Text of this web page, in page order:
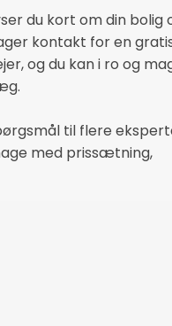
du kort om din bolig
kontakt for en
og du kan i ro og
til flere
med prissætning,